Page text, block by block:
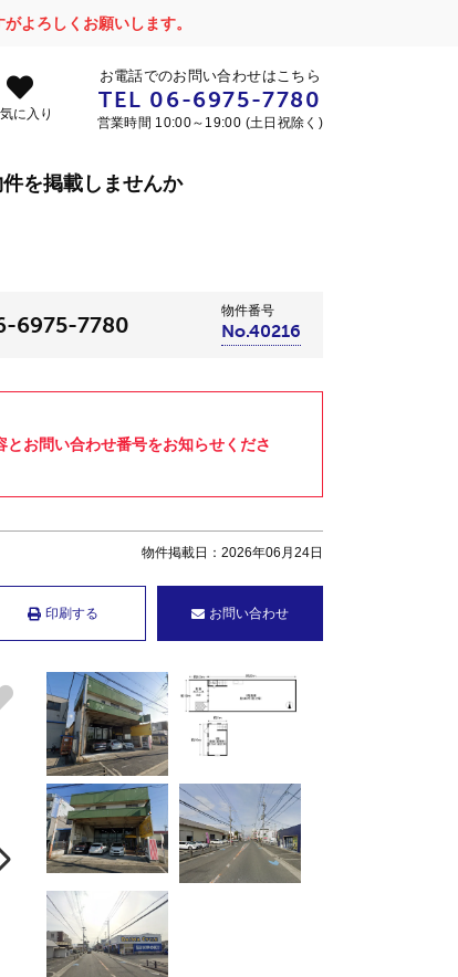
よろしくお願いします。
に入り
お電話でのお問い合わせはこちら
TEL 06-6975-7780
営業時間 10:00～19:00 (土日祝除く)
を掲載しませんか
6975-7780
物件番号
No.40216
お問い合わせ番号をお知らせくださ
物件掲載日：2026年06月24日
印刷する お問い合わせ